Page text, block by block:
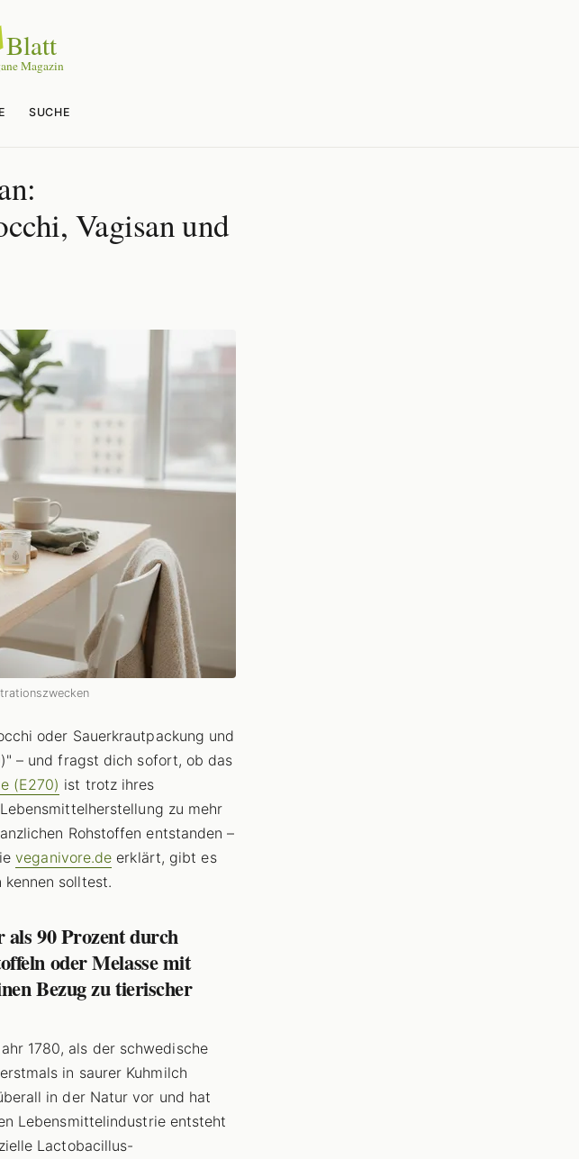
SUCHE
Vagisan und
oder Sauerkrautpackung und
– und fragst dich sofort, ob das
(E270) ist trotz ihres
zu mehr
Rohstoffen entstanden –
veganivore.de erklärt, gibt es
kennen solltest.
als 90 Prozent durch
oder Melasse mit
Bezug zu tierischer
1780, als der schwedische
in saurer Kuhmilch
in der Natur vor und hat
Lebensmittelindustrie entsteht
Lactobacillus-